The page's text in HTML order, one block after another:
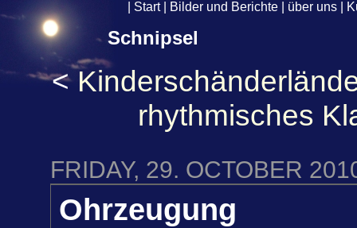
Start| Bilder und Berichte über uns
Schnipsel
<
rhythmisches
FRIDAY, 29. OCTOBER
Ohrzeugung